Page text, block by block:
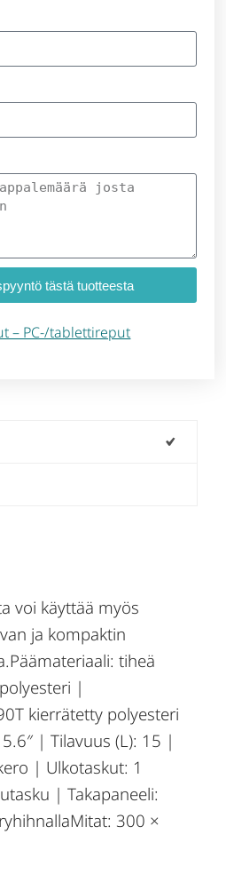
tästä tuotteesta
– PC-/tablettireput
voi käyttää myös
ja kompaktin
tiheä
|
kierrätetty polyesteri
| Tilavuus (L): 15 |
| Ulkotaskut: 1
| Takapaneeli:
300 ×